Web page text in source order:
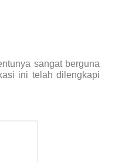
sangat berguna
ini telah dilengkapi